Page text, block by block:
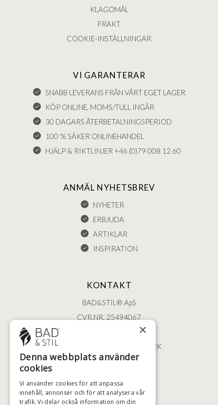
KLAGOMÅL
FRAKT
COOKIE-INSTÄLLNINGAR
VI GARANTERAR
SNABB LEVERANS FRÅN VÅRT EGET LAGER
KÖP ONLINE, MOMS/TULL INGÅR
30 DAGARS ÅTERBETALNINGSPERIOD
100 % SÄKER ONLINEHANDEL
HJÄLP & RIKTLINJER +46 (0)79 008 12 60
ANMÄL NYHETSBREV
NYHETER
ERBJUDA
ARTIKLAR
INSPIRATION
KONTAKT
BAD&STIL® ApS
CVR.NR. 25494067
ØSTERBROGADE 202
2100 KØBENHAVN • DANMARK
+46 (0)79 008 12 60
×
Denna webbplats använder
cookies
Vi använder cookies för att anpassa
innehåll, annonser och för att analysera vår
trafik. Vi delar också information om din